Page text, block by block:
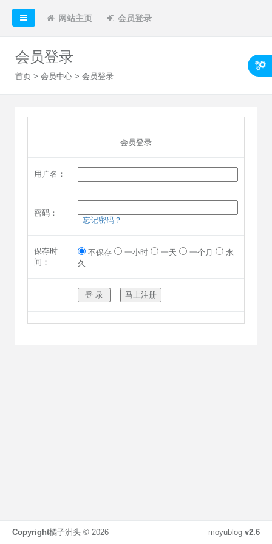
网站主页 会员登录
会员登录
首页 > 会员中心 > 会员登录
会员登录
用户名：
密码：
忘记密码？
保存时
间：
不保存 一小时 一天 一个月
永
久
moyublog v2.6
Copyright橘子洲头 © 2026